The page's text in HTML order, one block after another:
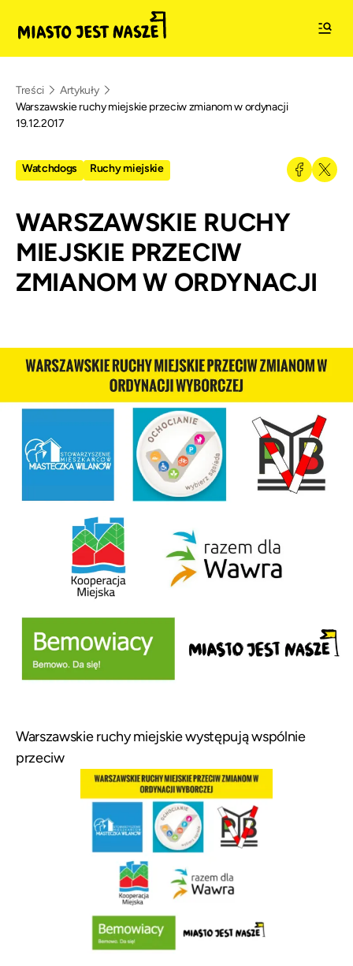
Treści
Artykuły
Warszawskie ruchy miejskie przeciw zmianom w ordynacji
19.12.2017
Watchdogs Ruchy miejskie
WARSZAWSKIE RUCHY
MIEJSKIE PRZECIW
ZMIANOM W ORDYNACJI
Warszawskie ruchy miejskie występują wspólnie
przeciw